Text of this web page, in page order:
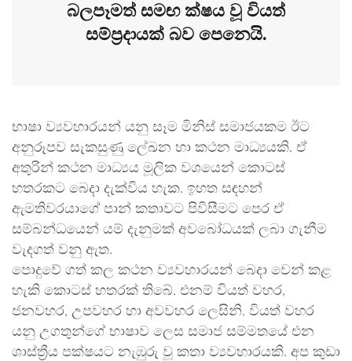
බලපෑමත් සමඟ ක්ෂය වූ වියත්
සම්ප්‍රදායක් බව පෙනෙයි.
භාෂා ව්‍යවහාරයන් යනු සෑම මිනිස් සමාජයකම ඊට
අනුරූපව සැකසුණු ලේඛන හා කථන මාධ්‍යයකි. ඒ
අතුරින් කථන මාධ්‍යය මූලික වශයෙන් කොටස්
හතරකට බෙදා දැක්විය හැක. ඉහත සඳහන්
ඇමතිවරයාගේ පාන් කතාවට පිවිසීමට පෙර ඒ
සම්බන්ධයෙන් යම් දැනුමක් අවබෝධයක් ලබා ගැනීම
වැදගත් වනු ඇත.
පොදුවේ ගත් කල කථන ව්‍යවහාරයන් බෙදා වෙන් කළ
හැකි කොටස් හතරක් තිබේ. එනම් වියත් වහර,
ජනවහර, උපවහර හා අවවහර ලෙසිනි. වියත් වහර
යනු උගතුන්ගේ භාෂාව ලෙස සමාජ සම්මතයේ එන
ශාස්ත්‍රීය පක්ෂයට නැඹුරු වූ කතා ව්‍යවහාරයකි. අප කුඩා